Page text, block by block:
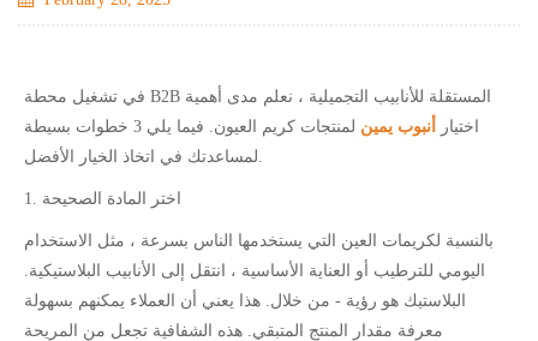
في تشغيل محطة B2B المستقلة للأنابيب التجميلية ، نعلم مدى أهمية
اختيار
أنبوب يمين
لمنتجات كريم العيون. فيما يلي 3 خطوات بسيطة
1. اختر المادة الصحيحة
بالنسبة لكريمات العين التي يستخدمها الناس بسرعة ، مثل الاستخدام
اليومي للترطيب أو العناية الأساسية ، انتقل إلى الأنابيب البلاستيكية.
البلاستيك هو رؤية - من خلال. هذا يعني أن العملاء يمكنهم بسهولة
معرفة مقدار المنتج المتبقي. هذه الشفافية تجعل من المريحة